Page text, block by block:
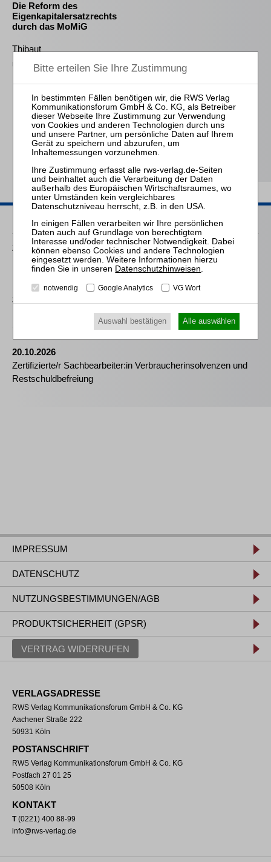
Die Reform des
Eigenkapitalersatzrechts
durch das MoMiG
Thibaut
Über die Notwendigkeit
Regelungen für
Insolvenzverwalter
Pötters LL.M. (Cambridge) / Krause / Mückl
Das Mindestlohngesetz
in der betrieblichen
Praxis
Passende Seminare
25.08.2026
Praktiker-Webinar Vom Listenplatz zur Zulassung – Das neue
Berufsrecht der Insolvenzverwalter
30.09.2026
Mitarbeiter-Webinar 2 x 3 Stunden: Vergütungen des
(vorläufigen) Insolvenzverwalters und des Treuhänders
20.10.2026
Zertifizierte/r Sachbearbeiter:in Verbraucherinsolvenzen und
Restschuldbefreiung
IMPRESSUM
DATENSCHUTZ
NUTZUNGSBESTIMMUNGEN/AGB
PRODUKTSICHERHEIT (GPSR)
VERTRAG WIDERRUFEN
VERLAGSADRESSE
RWS Verlag Kommunikationsforum GmbH & Co. KG
Aachener Straße 222
50931 Köln
POSTANSCHRIFT
RWS Verlag Kommunikationsforum GmbH & Co. KG
Postfach 27 01 25
50508 Köln
KONTAKT
T(0221) 400 88-99
info@rws-verlag.de
Datenschutzhinweisen.
notwendig Google Analytics VG Wort
Auswahl bestätigen Alle auswählen